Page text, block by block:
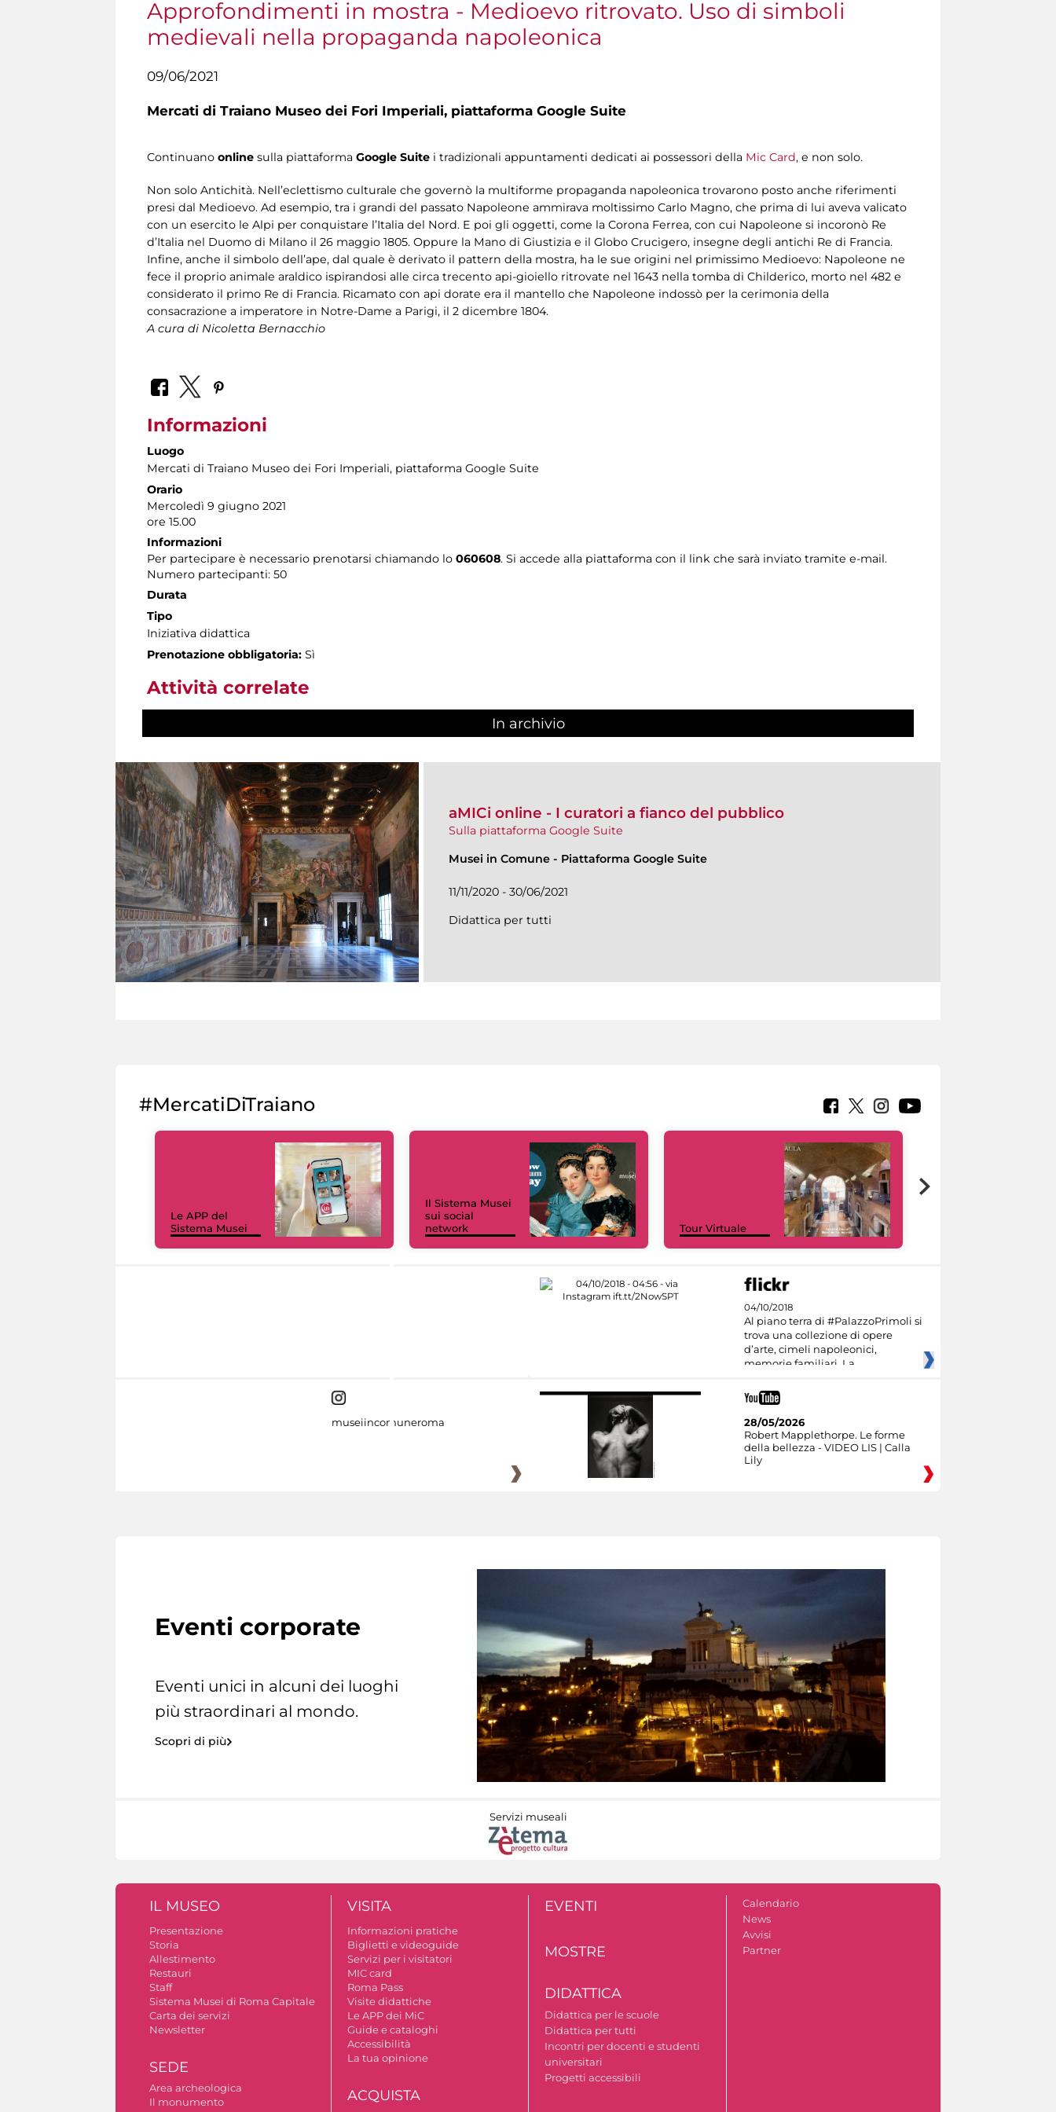
Approfondimenti in mostra - Medioevo ritrovato. Uso di simboli
medievali nella propaganda napoleonica
09/06/2021
Mercati di Traiano Museo dei Fori Imperiali, piattaforma Google Suite
Continuano online sulla piattaforma Google Suite i tradizionali appuntamenti dedicati ai possessori della Mic Card, e non solo.
Non solo Antichità. Nell’eclettismo culturale che governò la multiforme propaganda napoleonica trovarono posto anche riferimenti
presi dal Medioevo. Ad esempio, tra i grandi del passato Napoleone ammirava moltissimo Carlo Magno, che prima di lui aveva valicato
con un esercito le Alpi per conquistare l’Italia del Nord. E poi gli oggetti, come la Corona Ferrea, con cui Napoleone si incoronò Re
d’Italia nel Duomo di Milano il 26 maggio 1805. Oppure la Mano di Giustizia e il Globo Crucigero, insegne degli antichi Re di Francia.
Infine, anche il simbolo dell’ape, dal quale è derivato il pattern della mostra, ha le sue origini nel primissimo Medioevo: Napoleone ne
fece il proprio animale araldico ispirandosi alle circa trecento api-gioiello ritrovate nel 1643 nella tomba di Childerico, morto nel 482 e
considerato il primo Re di Francia. Ricamato con api dorate era il mantello che Napoleone indossò per la cerimonia della
consacrazione a imperatore in Notre-Dame a Parigi, il 2 dicembre 1804.
A cura di Nicoletta Bernacchio
Informazioni
Luogo
Mercati di Traiano Museo dei Fori Imperiali, piattaforma Google Suite
Orario
Mercoledì 9 giugno 2021
ore 15.00
Informazioni
Per partecipare è necessario prenotarsi chiamando lo 060608. Si accede alla piattaforma con il link che sarà inviato tramite e-mail.
Numero partecipanti: 50
Durata
Tipo
Iniziativa didattica
Prenotazione obbligatoria: Sì
Attività correlate
In archivio
aMICi online - I curatori a fianco del pubblico
Sulla piattaforma Google Suite
Musei in Comune - Piattaforma Google Suite
11/11/2020 - 30/06/2021
Didattica per tutti
#MercatiDiTraiano
Le APP del
Sistema Musei
Il Sistema Musei
sui social
network
Tour Virtuale
04/10/2018
Al piano terra di #PalazzoPrimoli si
trova una collezione di opere
d’arte, cimeli napoleonici,
memorie familiari. La
museiincomuneroma
28/05/2026
Robert Mapplethorpe. Le forme
della bellezza - VIDEO LIS | Calla
Lily
Eventi corporate
Eventi unici in alcuni dei luoghi
più straordinari al mondo.
Scopri di più
Servizi museali
IL MUSEO
Presentazione
Storia
Allestimento
Restauri
Staff
Sistema Musei di Roma Capitale
Carta dei servizi
Newsletter
SEDE
Area archeologica
Il monumento
VISITA
Informazioni pratiche
Biglietti e videoguide
Servizi per i visitatori
MIC card
Roma Pass
Visite didattiche
Le APP dei MiC
Guide e cataloghi
Accessibilità
La tua opinione
ACQUISTA
EVENTI
MOSTRE
DIDATTICA
Didattica per le scuole
Didattica per tutti
Incontri per docenti e studenti
universitari
Progetti accessibili
Calendario
News
Avvisi
Partner